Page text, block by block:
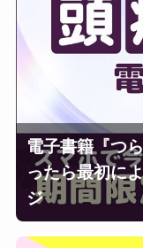
電子書籍『つ
ったら最初に
ジ